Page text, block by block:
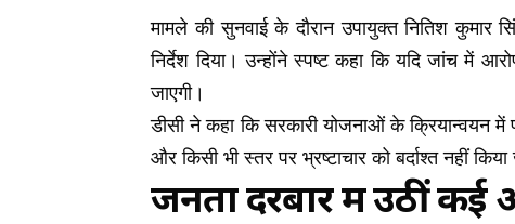
मामले की सुनवाई के दौरान उपायुक्त नितिश कुमार
निर्देश दिया। उन्होंने स्पष्ट कहा कि यदि जांच में
जाएगी।
डीसी ने कहा कि सरकारी योजनाओं के क्रियान्वयन में
और किसी भी स्तर पर भ्रष्टाचार को बर्दाश्त नहीं किया
जनता दरबार में उठीं कई